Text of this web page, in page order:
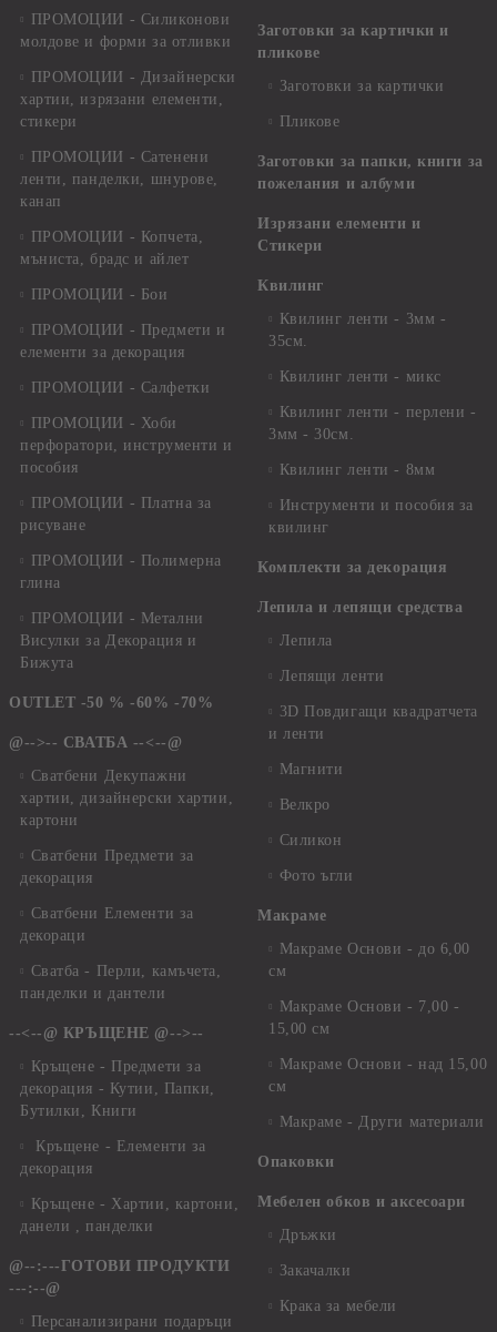
ПРОМОЦИИ - Силиконови
молдове и форми за отливки
ПРОМОЦИИ - Дизайнерски
хартии, изрязани елементи,
стикери
ПРОМОЦИИ - Сатенени
ленти, панделки, шнурове,
канап
ПРОМОЦИИ - Копчета,
мъниста, брадс и айлет
ПРОМОЦИИ - Бои
ПРОМОЦИИ - Предмети и
елементи за декорация
ПРОМОЦИИ - Салфетки
ПРОМОЦИИ - Хоби
перфоратори, инструменти и
пособия
ПРОМОЦИИ - Платна за
рисуване
ПРОМОЦИИ - Полимерна
глина
ПРОМОЦИИ - Метални
Висулки за Декорация и
Бижута
OUTLET -50 % -60% -70%
@-->-- СВАТБА --<--@
Сватбени Декупажни
хартии, дизайнерски хартии,
картони
Сватбени Предмети за
декорация
Сватбени Елементи за
декораци
Сватба - Перли, камъчета,
панделки и дантели
--<--@ КРЪЩЕНЕ @-->--
Кръщене - Предмети за
декорация - Кутии, Папки,
Бутилки, Книги
Кръщене - Елементи за
декорация
Кръщене - Хартии, картони,
данели , панделки
@--:---ГОТОВИ ПРОДУКТИ
---:--@
Персанализирани подаръци
Заготовки за картички и
пликове
Заготовки за картички
Пликове
Заготовки за папки, книги за
пожелания и албуми
Изрязани елементи и
Стикери
Квилинг
Квилинг ленти - 3мм -
35см.
Квилинг ленти - микс
Квилинг ленти - перлени -
3мм - 30см.
Квилинг ленти - 8мм
Инструменти и пособия за
квилинг
Комплекти за декорация
Лепила и лепящи средства
Лепила
Лепящи ленти
3D Повдигащи квадратчета
и ленти
Магнити
Велкро
Силикон
Фото ъгли
Макраме
Макраме Основи - до 6,00
см
Макраме Основи - 7,00 -
15,00 см
Макраме Основи - над 15,00
см
Макраме - Други материали
Опаковки
Мебелен обков и аксесоари
Дръжки
Закачалки
Крака за мебели